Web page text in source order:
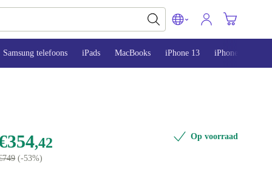
Samsung telefoons iPads MacBooks iPhone 13 iPhone 14
,42
(-53%)
Op voorraad